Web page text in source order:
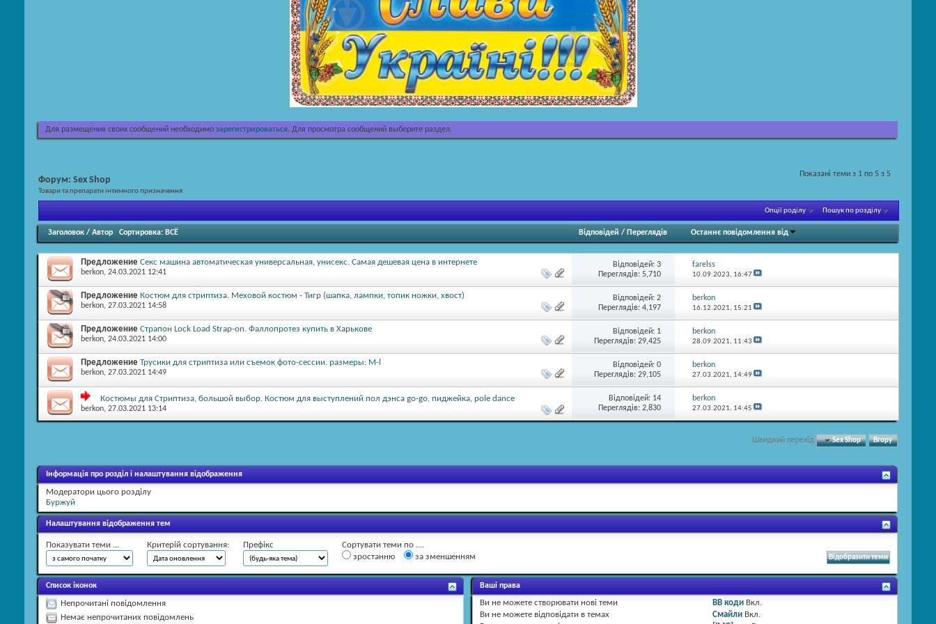
Для размещения своих сообщений необходимо зарегистрироваться. Для просмотра сообщений выберите раздел.
Показані теми з 1 по 5 з 5
Форум: Sex Shop
Товари та препарати інтимного призначення
Опції роділу Пошук по розділу
Заголовок / Автор Сортировка: ВСЁ Відповідей / Переглядів Останнє повідомлення від
Предложение Секс машина автоматическая универсальная, унисекс. Самая дешевая цена в интернете
berkon, 24.03.2021 12:41
Відповідей:3
Переглядів: 5,710
farelss
10.09.2023, 16:47
Предложение Костюм для стриптиза. Меховой костюм - Тигр (шапка, лампки, топик ножки, хвост)
berkon, 27.03.2021 14:58
Відповідей:2
Переглядів: 4,197
berkon
16.12.2021, 15:21
Предложение Страпон Lock Load Strap-on. Фаллопротез купить в Харькове
berkon, 24.03.2021 14:00
Відповідей: 1
Переглядів: 29,425
berkon
28.09.2021, 11:43
Предложение Трусики для стриптиза или съемок фото-сессии. размеры: M-l
berkon, 27.03.2021 14:49
Відповідей:0
Переглядів: 29,105
berkon
27.03.2021, 14:49
Костюмы для Стриптиза, большой выбор. Костюм для выступлений пол дэнса go-go, пиджейка, pole dance
berkon, 27.03.2021 13:14
Відповідей: 14
Переглядів: 2,830
berkon
27.03.2021, 14:45
Швидкий перехід Sex Shop Вгору
Інформація про розділ і налаштування відображення
Модератори цього розділу
Буржуй
Налаштування відображення тем
Показувати теми ... Критерій сортування: Префікс
Сортувати теми по ....
зростанню
за зменшенням
Список іконок
Непрочитані повідомлення
Немає непрочитаних повідомлень
Ваші права
Ви не можете створювати нові теми
Ви не можете відповідати в темах
BB коди Вкл.
Смайли Вкл.